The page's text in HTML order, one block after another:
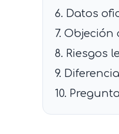
6. Datos
7.
8. Riesgos
9.
10.